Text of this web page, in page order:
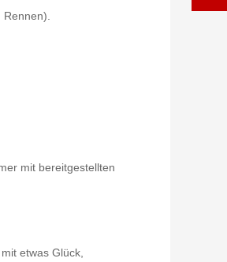
Rennen).
mit bereitgestellten
etwas Glück,